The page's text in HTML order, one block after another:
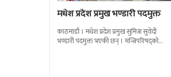
मधेश प्रदेश प्रमुख भण्डारी पदमुक्त
काठमाडौं । मधेश प्रदेश प्रमुख सुमित्रा सुवेदी
भण्डारी पदमुक्त भएकी छन् । मन्त्रिपरिषद्को